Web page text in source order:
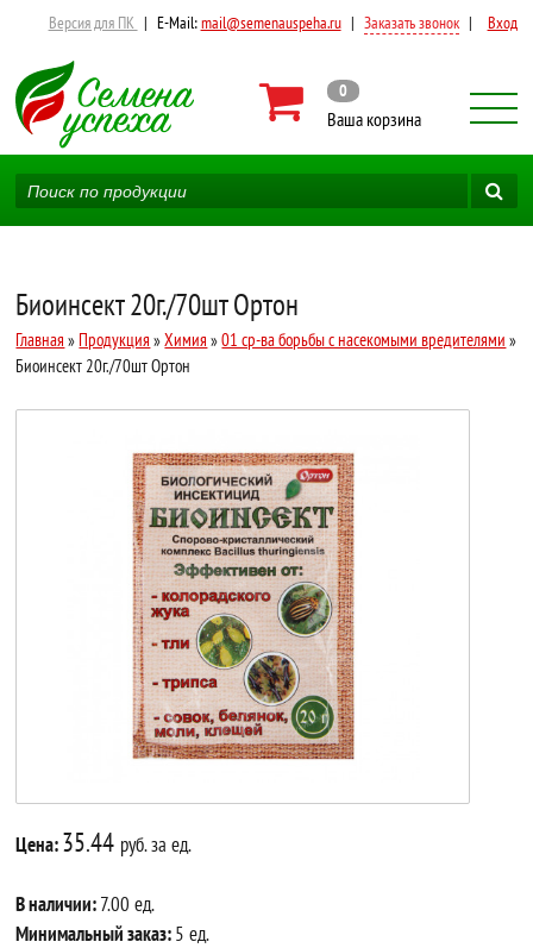
Версия для ПК | E-Mail:mail@semenauspeha.ru | Заказать звонок | Вход
0
Ваша корзина
Биоинсект 20г./70шт Ортон
Главная » Продукция »Химия »01 ср-ва борьбы с насекомыми вредителями »
Биоинсект 20г./70шт Ортон
Цена:35.44 руб. за ед.
В наличии:7.00 ед.
Минимальный заказ:5 ед.